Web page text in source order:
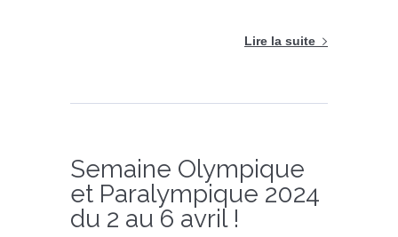
Lire la suite
Semaine Olympique
et Paralympique 2024
du 2 au 6 avril !